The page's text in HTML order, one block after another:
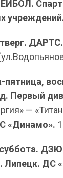
пятница,
Первый
—
«Динамо».
Липецк. ДС